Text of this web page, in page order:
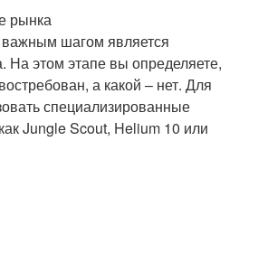
рынка
шагом является
На этом этапе вы определяете,
а какой – нет. Для
специализированные
Jungle Scout, Helium 10 или